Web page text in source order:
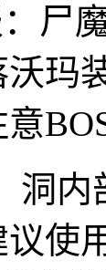
：尸
玛
洞
使